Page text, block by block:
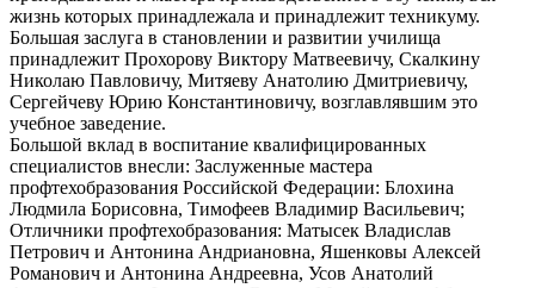
жизнь которых принадлежала и принадлежит техникуму.
Большая заслуга в становлении и развитии училища
принадлежит Прохорову Виктору Матвеевичу, Скалкину
Николаю Павловичу, Митяеву Анатолию Дмитриевичу,
Сергейчеву Юрию Константиновичу, возглавлявшим это
учебное заведение.
Большой вклад в воспитание квалифицированных
специалистов внесли: Заслуженные мастера
профтехобразования Российской Федерации: Блохина
Людмила Борисовна, Тимофеев Владимир Васильевич;
Отличники профтехобразования: Матысек Владислав
Петрович и Антонина Андриановна, Яшенковы Алексей
Романович и Антонина Андреевна, Усов Анатолий